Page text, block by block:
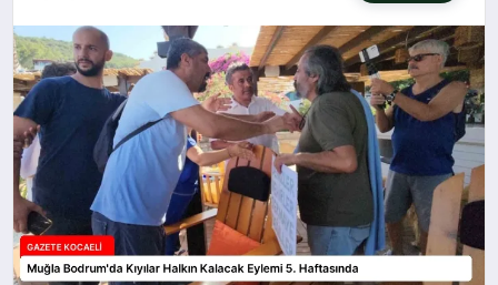
YAŞAM
DÜNYA
SAĞLIK
EĞITIM